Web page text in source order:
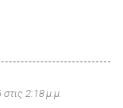
2:18 μ.μ.